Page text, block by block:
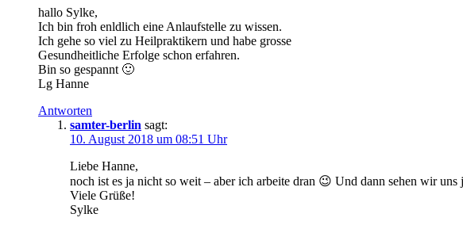
hallo Sylke,
Ich bin froh enldlich eine Anlaufstelle zu wissen.
Ich gehe so viel zu Heilpraktikern und habe grosse
Gesundheitliche Erfolge schon erfahren.
Bin so gespannt 🙂
Lg Hanne
Antworten
samter-berlin sagt:
10. August 2018 um 08:51 Uhr
Liebe Hanne,
noch ist es ja nicht so weit – aber ich arbeite dran 😉 Und dann sehen wir
Viele Grüße!
Sylke